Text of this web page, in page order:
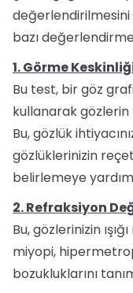
değerlendirilmesini
bazı
1. Görme
Bu test, bir göz
kullanarak
Bu, gözlük
gözlüklerinizin
belirlemeye
2. Refraksiyon
Bu, gözlerinizin
miyopi,
bozukluklarını